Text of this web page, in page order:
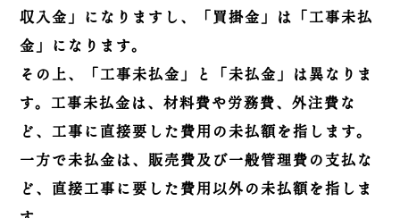
収入金」になりますし、「買掛金」は「工事未払
金」になります。
その上、「工事未払金」と「未払金」は異なりま
す。工事未払金は、材料費や労務費、外注費な
ど、工事に直接要した費用の未払額を指します。
一方で未払金は、販売費及び一般管理費の支払な
ど、直接工事に要した費用以外の未払額を指しま